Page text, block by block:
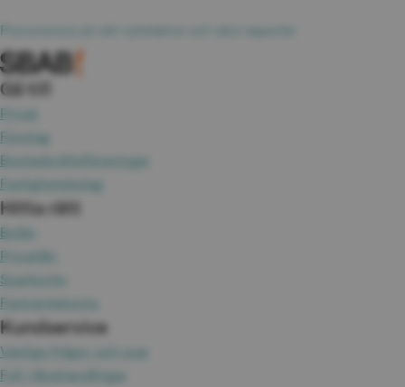
Prenumerera på vårt nyhetsbrev och våra rapporter
Gå till
Privat
Företag
Bostadsrättsföreningar
Fastighetsbolag
Hitta rätt
Bolån
Privatlån
Sparkonto
Fasträntekonto
Kundservice
Vanliga frågor och svar
Fyll i lånehandlingar